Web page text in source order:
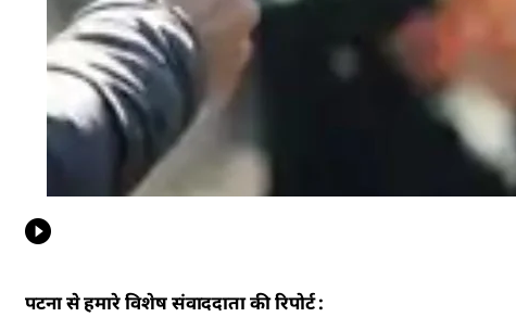
पटना से हमारे विशेष संवाददाता की रिपोर्ट :